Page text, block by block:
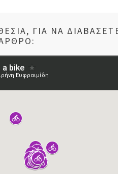
ΓΙΑ ΝΑ ΔΙΑΒΆΣΕΤΕ